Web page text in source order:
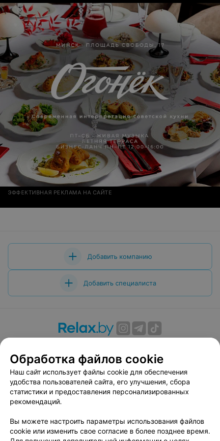
ЭФФЕКТИВНАЯ РЕКЛАМА НА САЙТЕ
Добавить компанию
Добавить специалиста
Вакансии
Публичный договор
Способы оплаты
Публичный договор по использованию сервиса
«Афиша»
Пользовательское соглашение
Связаться по вопросам сотрудничества
Написать руководителю relax.by
Обработка файлов cookie
Наш сайт использует файлы cookie для обеспечения
удобства пользователей сайта, его улучшения, сбора
статистики и предоставления персонализированных
рекомендаций.
Вы можете настроить параметры использования файлов
cookie или изменить свое согласие в более позднее время.